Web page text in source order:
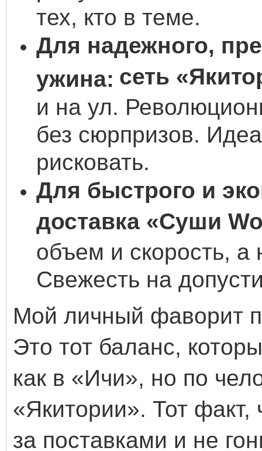
тех, кто в теме.
Для надежного,
ужина: сеть
и на ул.
без сюрпризов.
рисковать.
Для быстрого и
доставка «Суши
объем и скорость, а
Свежесть на
Мой личный фаворит
Это тот баланс,
как в «Ичи», но по
«Якитории». Тот факт,
за поставками и не